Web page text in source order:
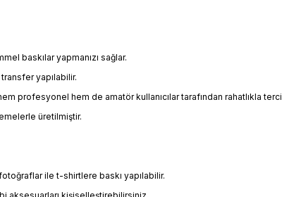
baskılar yapmanızı sağlar.
yapılabilir.
profesyonel hem de amatör kullanıcılar tarafından rahatlıkla
üretilmiştir.
ile t-shirtlere baskı yapılabilir.